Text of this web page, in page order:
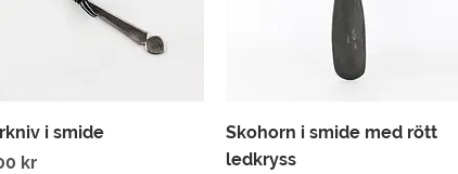
Snabbvisning
i smide
kr
Snabbvisning
Skohorn i smide med rött
ledkryss